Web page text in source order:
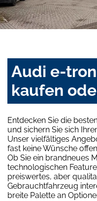
Audi e-
kaufen
Entdecken Sie die
und sichern Sie sich
Unser vielfältiges
fast keine Wünsche
Ob Sie ein brandneues
technologischen
preiswertes, aber
Gebrauchtfahrzeug
breite Palette an